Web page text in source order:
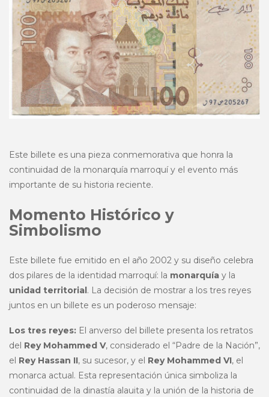
Este billete es una pieza conmemorativa que honra la
continuidad de la monarquía marroquí y el evento más
importante de su historia reciente.
Momento Histórico y
Simbolismo
Este billete fue emitido en el año 2002 y su diseño celebra
dos pilares de la identidad marroquí: la monarquía y la
unidad territorial. La decisión de mostrar a los tres reyes
juntos en un billete es un poderoso mensaje:
Los tres reyes: El anverso del billete presenta los retratos
del Rey Mohammed V, considerado el “Padre de la Nación”,
el Rey Hassan II, su sucesor, y el Rey Mohammed VI, el
monarca actual. Esta representación única simboliza la
continuidad de la dinastía alauita y la unión de la historia de